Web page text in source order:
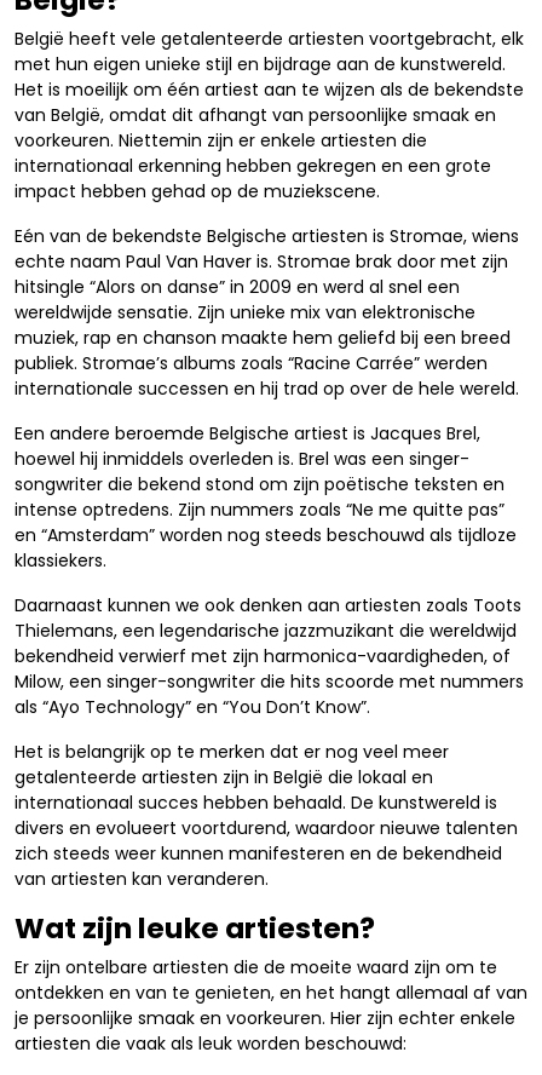
België heeft vele getalenteerde artiesten voortgebracht, elk
met hun eigen unieke stijl en bijdrage aan de kunstwereld.
Het is moeilijk om één artiest aan te wijzen als de bekendste
van België, omdat dit afhangt van persoonlijke smaak en
voorkeuren. Niettemin zijn er enkele artiesten die
internationaal erkenning hebben gekregen en een grote
impact hebben gehad op de muziekscene.
Eén van de bekendste Belgische artiesten is Stromae, wiens
echte naam Paul Van Haver is. Stromae brak door met zijn
hitsingle “Alors on danse” in 2009 en werd al snel een
wereldwijde sensatie. Zijn unieke mix van elektronische
muziek, rap en chanson maakte hem geliefd bij een breed
publiek. Stromae’s albums zoals “Racine Carrée” werden
internationale successen en hij trad op over de hele wereld.
Een andere beroemde Belgische artiest is Jacques Brel,
hoewel hij inmiddels overleden is. Brel was een singer-
songwriter die bekend stond om zijn poëtische teksten en
intense optredens. Zijn nummers zoals “Ne me quitte pas”
en “Amsterdam” worden nog steeds beschouwd als tijdloze
klassiekers.
Daarnaast kunnen we ook denken aan artiesten zoals Toots
Thielemans, een legendarische jazzmuzikant die wereldwijd
bekendheid verwierf met zijn harmonica-vaardigheden, of
Milow, een singer-songwriter die hits scoorde met nummers
als “Ayo Technology” en “You Don’t Know”.
Het is belangrijk op te merken dat er nog veel meer
getalenteerde artiesten zijn in België die lokaal en
internationaal succes hebben behaald. De kunstwereld is
divers en evolueert voortdurend, waardoor nieuwe talenten
zich steeds weer kunnen manifesteren en de bekendheid
van artiesten kan veranderen.
Wat zijn leuke artiesten?
Er zijn ontelbare artiesten die de moeite waard zijn om te
ontdekken en van te genieten, en het hangt allemaal af van
je persoonlijke smaak en voorkeuren. Hier zijn echter enkele
artiesten die vaak als leuk worden beschouwd: